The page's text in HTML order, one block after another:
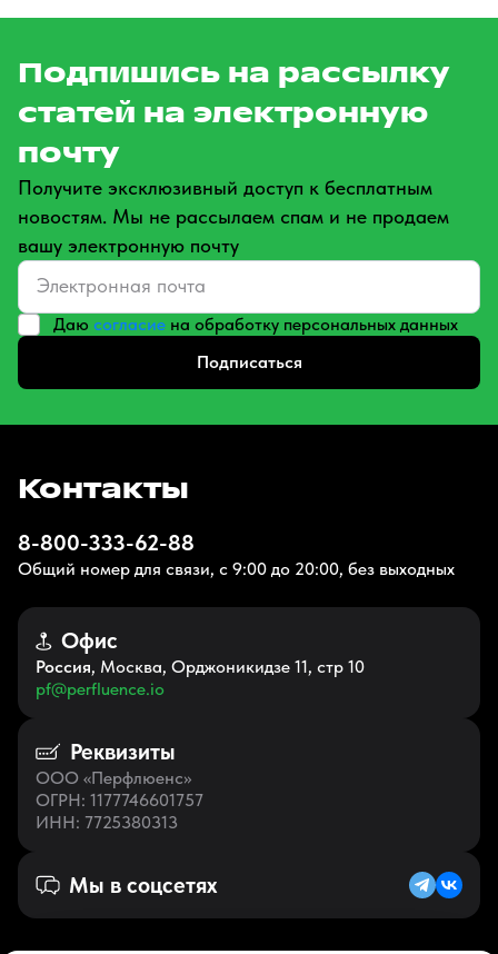
Подпишись на рассылку
статей на электронную
почту
Получите эксклюзивный доступ к бесплатным
новостям. Мы не рассылаем спам и не продаем
вашу электронную почту
Даю согласие на обработку персональных данных
Подписаться
Контакты
8-800-333-62-88
Общий номер для связи, с 9:00 до 20:00, без выходных
Офис
Россия, Москва, Орджоникидзе 11, стр 10
pf@perfluence.io
Реквизиты
ООО «Перфлюенс»
ОГРН: 1177746601757
ИНН: 7725380313
Мы в соцсетях